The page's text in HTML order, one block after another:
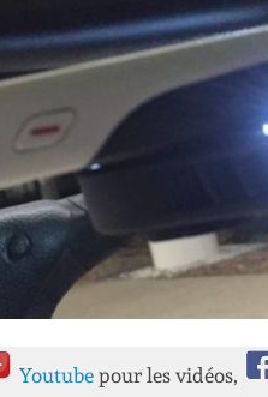
Youtube pour les vidéos,